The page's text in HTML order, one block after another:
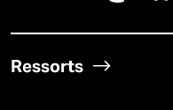
Ressorts